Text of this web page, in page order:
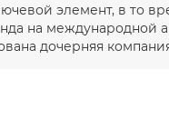
элемент, в то
на международной
дочерняя компания